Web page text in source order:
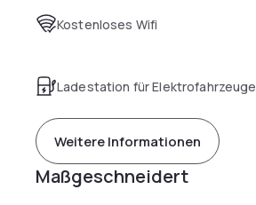
Kostenloses Wifi
Ladestation für Elektrofahrzeuge
Weitere Informationen
Maßgeschneidert